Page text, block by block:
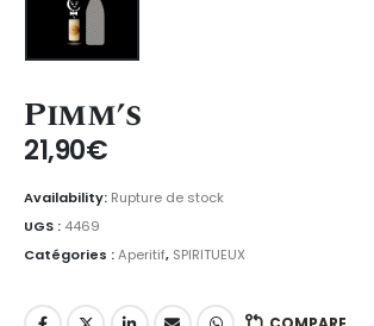
Pimm’s
21,90€
Availability: Rupture de stock
UGS : 4469
Catégories :Aperitif, SPIRITUEUX